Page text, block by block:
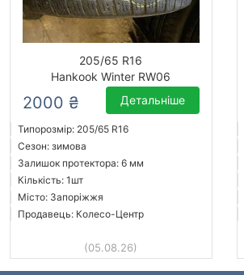
205/65 R16
Hankook Winter RW06
2000 ₴ Детальніше
Типорозмір: 205/65 R16
Сезон: зимова
Залишок протектора: 6 мм
Кількість: 1шт
Місто: Запоріжжя
Продавець: Колесо-Центр
(05.08.26)